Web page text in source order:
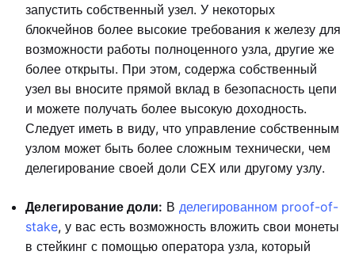
запустить собственный узел. У некоторых
блокчейнов более высокие требования к железу для
возможности работы полноценного узла, другие же
более открыты. При этом, содержа собственный
узел вы вносите прямой вклад в безопасность цепи
и можете получать более высокую доходность.
Следует иметь в виду, что управление собственным
узлом может быть более сложным технически, чем
делегирование своей доли CEX или другому узлу.
Делегирование доли: В делегированном proof-of-
stake, у вас есть возможность вложить свои монеты
в стейкинг с помощью оператора узла, который